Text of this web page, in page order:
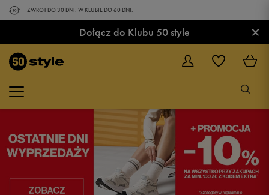
ZWROT DO 30 DNI. W KLUBIE DO 60 DNI.
Dołącz do Klubu 50 style ×